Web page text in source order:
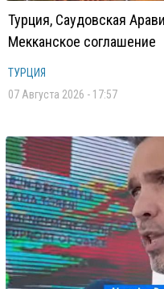
Турция, Саудовская
Мекканское соглашение
ТУРЦИЯ
07 Августа 2026 - 17:57